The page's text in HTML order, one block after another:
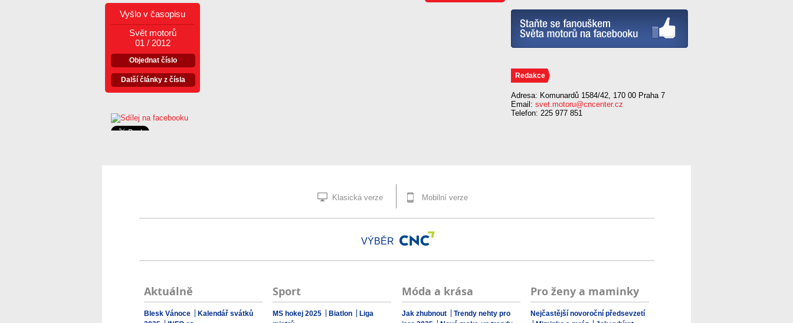
Vyšlo v časopisu
Svět motorů
01 / 2012
Objednat číslo
Další články z čísla Redakce
Adresa: Komunardů 1584/42, 170 00 Praha 7
Email: svet.motoru@cncenter.cz
Telefon: 225 977 851
Klasická verze Mobilní verze
VÝBĚR
Aktuálně
Blesk Vánoce
Kalendář svátků
Sport
MS hokej 2025 Biatlon
Liga
Móda a krása
Jak zhubnout
Trendy nehty pro
Pro ženy a maminky
Nejčastější novoroční předsevzetí